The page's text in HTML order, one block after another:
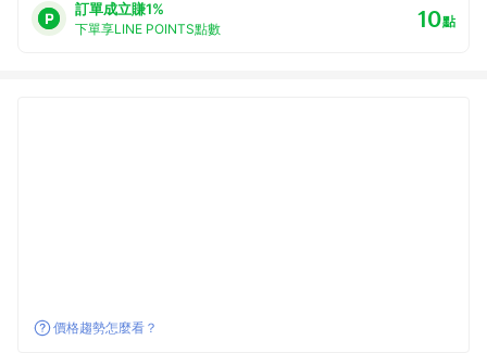
訂單成立賺1%
下單享LINE POINTS點數 10點
價格趨勢怎麼看？